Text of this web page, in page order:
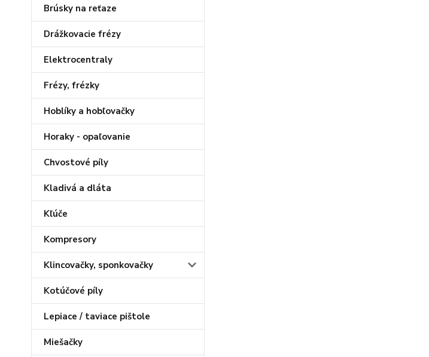
Brúsky na reťaze
Drážkovacie frézy
Elektrocentraly
Frézy, frézky
Hoblíky a hobľovačky
Horaky - opaľovanie
Chvostové píly
Kladivá a dláta
Kľúče
Kompresory
Klincovačky, sponkovačky
Kotúčové píly
Lepiace / taviace pištole
Miešačky